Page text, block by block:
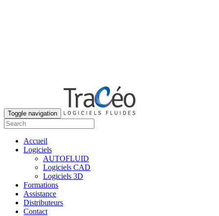
Toggle navigation
Accueil
Logiciels
AUTOFLUID
Logiciels CAD
Logiciels 3D
Formations
Assistance
Distributeurs
Contact